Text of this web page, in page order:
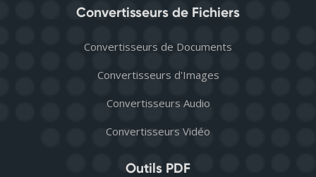
Convertisseurs de Fichiers
Convertisseurs de Documents
Convertisseurs d'Images
Convertisseurs Audio
Convertisseurs Vidéo
Outils PDF